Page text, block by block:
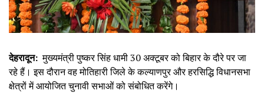
देहरादून: मुख्यमंत्री पुष्कर सिंह धामी 30 अक्टूबर को बिहार के दौरे पर जा
रहे हैं। इस दौरान वह मोतिहारी जिले के कल्याणपुर और हरसिद्धि विधानसभा
क्षेत्रों में आयोजित चुनावी सभाओं को संबोधित करेंगे।